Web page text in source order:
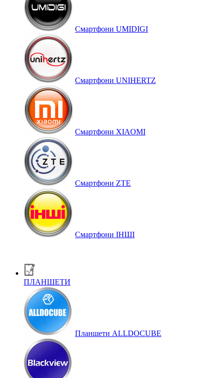
Смартфони UMIDIGI
Смартфони UNIHERTZ
Смартфони XIAOMI
Смартфони ZTE
Смартфони ІНШІ
ПЛАНШЕТИ
Планшети ALLDOCUBE